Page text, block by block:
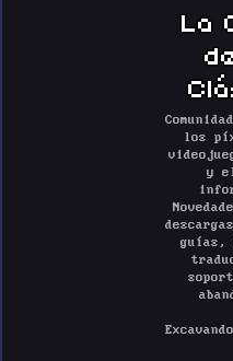
La
los
y
guías,